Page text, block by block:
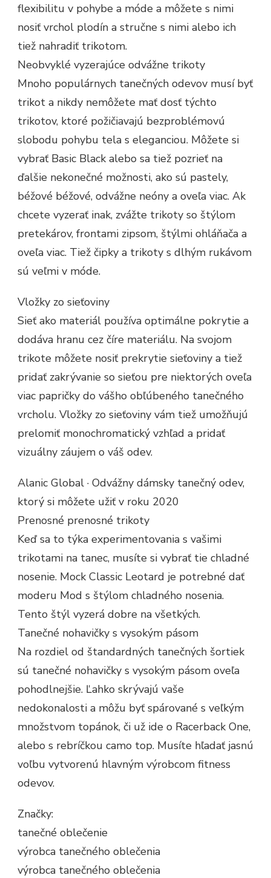
flexibilitu v pohybe a móde a môžete s nimi
nosiť vrchol plodín a stručne s nimi alebo ich
tiež nahradiť trikotom.
Neobvyklé vyzerajúce odvážne trikoty
Mnoho populárnych tanečných odevov musí byť
trikot a nikdy nemôžete mať dosť týchto
trikotov, ktoré požičiavajú bezproblémovú
slobodu pohybu tela s eleganciou. Môžete si
vybrať Basic Black alebo sa tiež pozrieť na
ďalšie nekonečné možnosti, ako sú pastely,
béžové béžové, odvážne neóny a oveľa viac. Ak
chcete vyzerať inak, zvážte trikoty so štýlom
pretekárov, frontami zipsom, štýlmi ohláňača a
oveľa viac. Tiež čipky a trikoty s dlhým rukávom
sú veľmi v móde.
Vložky zo sieťoviny
Sieť ako materiál používa optimálne pokrytie a
dodáva hranu cez číre materiálu. Na svojom
trikote môžete nosiť prekrytie sieťoviny a tiež
pridať zakrývanie so sieťou pre niektorých oveľa
viac papričky do vášho obľúbeného tanečného
vrcholu. Vložky zo sieťoviny vám tiež umožňujú
prelomiť monochromatický vzhľad a pridať
vizuálny záujem o váš odev.
Alanic Global · Odvážny dámsky tanečný odev,
ktorý si môžete užiť v roku 2020
Prenosné prenosné trikoty
Keď sa to týka experimentovania s vašimi
trikotami na tanec, musíte si vybrať tie chladné
nosenie. Mock Classic Leotard je potrebné dať
moderu Mod s štýlom chladného nosenia.
Tento štýl vyzerá dobre na všetkých.
Tanečné nohavičky s vysokým pásom
Na rozdiel od štandardných tanečných šortiek
sú tanečné nohavičky s vysokým pásom oveľa
pohodlnejšie. Ľahko skrývajú vaše
nedokonalosti a môžu byť spárované s veľkým
množstvom topánok, či už ide o Racerback One,
alebo s rebríčkou camo top. Musíte hľadať jasnú
voľbu vytvorenú hlavným výrobcom fitness
odevov.
Značky:
tanečné oblečenie
výrobca tanečného oblečenia
výrobca tanečného oblečenia